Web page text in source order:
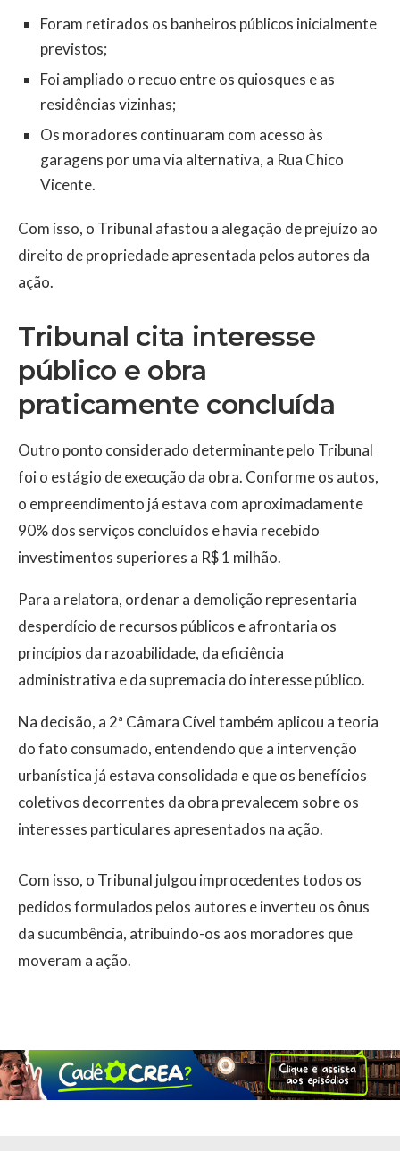
Foram retirados os banheiros públicos inicialmente
previstos;
Foi ampliado o recuo entre os quiosques e as
residências vizinhas;
Os moradores continuaram com acesso às
garagens por uma via alternativa, a Rua Chico
Vicente.
Com isso, o Tribunal afastou a alegação de prejuízo ao
direito de propriedade apresentada pelos autores da
ação.
Tribunal cita interesse
público e obra
praticamente concluída
Outro ponto considerado determinante pelo Tribunal
foi o estágio de execução da obra. Conforme os autos,
o empreendimento já estava com aproximadamente
90% dos serviços concluídos e havia recebido
investimentos superiores a R$ 1 milhão.
Para a relatora, ordenar a demolição representaria
desperdício de recursos públicos e afrontaria os
princípios da razoabilidade, da eficiência
administrativa e da supremacia do interesse público.
Na decisão, a 2ª Câmara Cível também aplicou a teoria
do fato consumado, entendendo que a intervenção
urbanística já estava consolidada e que os benefícios
coletivos decorrentes da obra prevalecem sobre os
interesses particulares apresentados na ação.
Com isso, o Tribunal julgou improcedentes todos os
pedidos formulados pelos autores e inverteu os ônus
da sucumbência, atribuindo-os aos moradores que
moveram a ação.